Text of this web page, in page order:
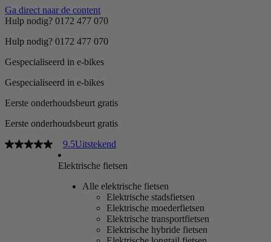
Ga direct naar de content
Hulp nodig? 0172 477 070
Hulp nodig? 0172 477 070
Gespecialiseerd in e-bikes
Gespecialiseerd in e-bikes
Eerste onderhoudsbeurt gratis
Eerste onderhoudsbeurt gratis
9.5Uitstekend
Elektrische fietsen
Alle elektrische fietsen
Elektrische stadsfietsen
Elektrische moederfietsen
Elektrische transportfietsen
Elektrische hybride fietsen